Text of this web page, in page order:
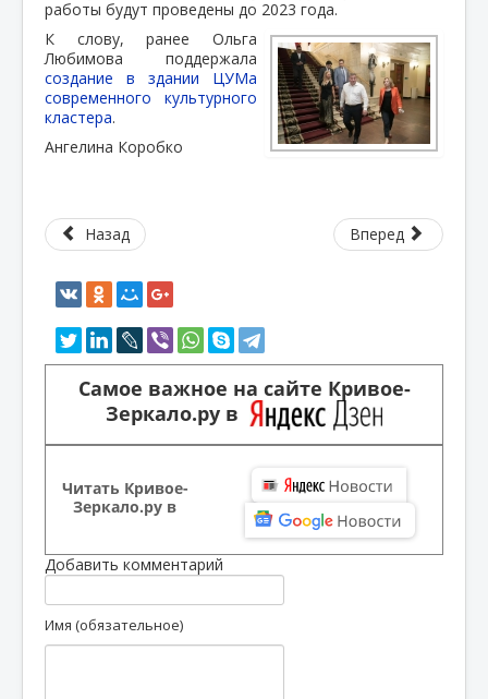
работы будут проведены до 2023 года.
К слову, ранее Ольга
Любимова поддержала
создание в здании ЦУМа
современного культурного
кластера.
Ангелина Коробко
Назад Вперед
Самое важное на сайте Кривое-
Зеркало.ру в
Читать Кривое-
Зеркало.ру в
Добавить комментарий
Имя (обязательное)